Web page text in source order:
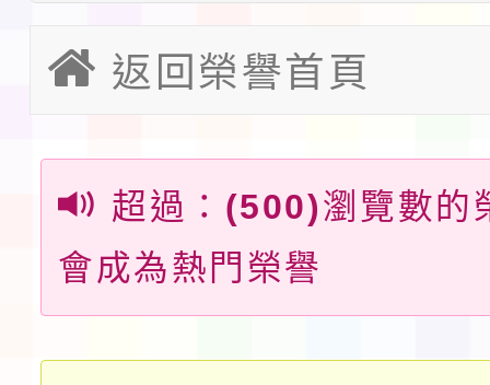
及師生本土語及新住民
實施要點各1份
轉知台灣武術協會檢送
月29日中正盃決賽暨國
術精英錦標賽」
「抗生素聰明用，防疫
動」插畫徵件活動
淨零綠生活教案入校路
會
地景藝術節教師研習
115年8月22日(星期六
桃園市孔廟祈福系列
「2026桃園藝術巡演
返回榮譽首頁
超過： (500)瀏覽數的
會成為熱門榮譽